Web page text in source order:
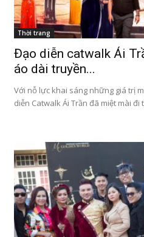
Thời trang
Đạo diễn catwalk Ái
áo dài truyền...
Với nỗ lực khai sáng những giá trị
diễn Catwalk Ái Trần đã miệt mài đi